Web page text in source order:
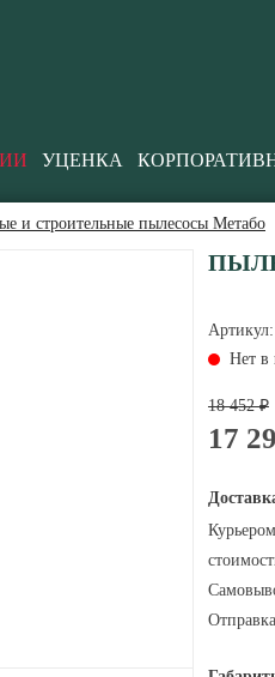
УЦЕНКА
и строительные пылесосы Метабо
Артикул:
Нет в
18 452 ₽
17